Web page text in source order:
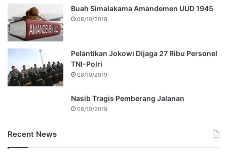
Buah Simalakama Amandemen UUD 1945
08/10/2019
Pelantikan Jokowi Dijaga 27 Ribu Personel
TNI-Polri
08/10/2019
Nasib Tragis Pemberang Jalanan
08/10/2019
Recent News